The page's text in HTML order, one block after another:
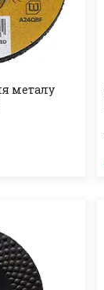
металу